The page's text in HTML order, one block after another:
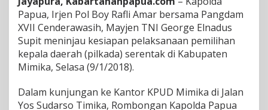
P
a
n
g
d
a
e
n
Papua, Irjen Pol Boy Rafli Amar bersama Pangdam
XVII Cenderawasih, Mayjen TNI George Elnadus
Supit meninjau kesiapan pelaksanaan pemilihan
kepala daerah (pilkada) serentak di Kabupaten
Mimika, Selasa (9/1/2018).
Dalam kunjungan ke Kantor KPUD Mimika di Jalan
Yos Sudarso Timika, Rombongan Kapolda Papua